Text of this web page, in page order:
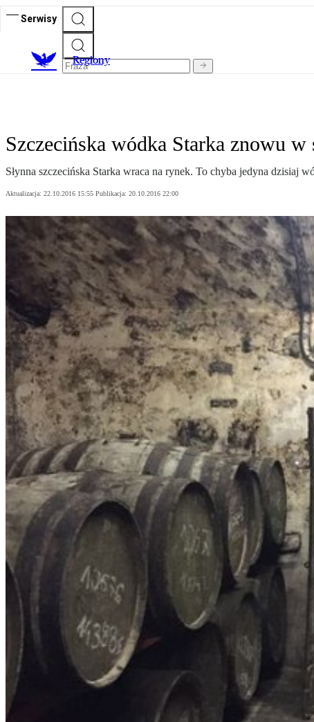
Serwisy
Regiony
Szczecińska wódka Starka znowu
Słynna szczecińska Starka wraca na rynek. To chyba jedyna dzisiaj
Aktualizacja: 22.10.2016 15:55 Publikacja: 20.10.2016 22:00